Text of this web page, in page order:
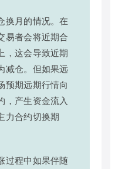
换月的情况。在
易者会将近期合
，这会导致近期
减仓。但如果远
预期远期行情向
，产生资金流入
力合约切换期
过程中如果伴随